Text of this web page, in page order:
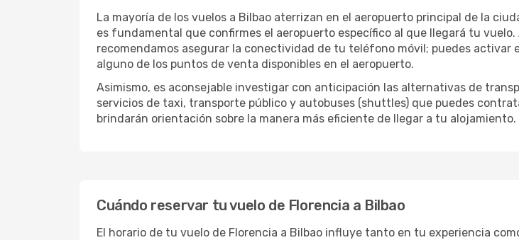
La mayoría de los vuelos a Bilbao aterrizan en el aeropuerto principal de la
es fundamental que confirmes el aeropuerto específico al que llegará tu
recomendamos asegurar la conectividad de tu teléfono móvil; puedes
alguno de los puntos de venta disponibles en el aeropuerto.
Asimismo, es aconsejable investigar con anticipación las alternativas de
servicios de taxi, transporte público y autobuses (shuttles) que puedes
brindarán orientación sobre la manera más eficiente de llegar a tu alojamiento.
Cuándo reservar tu vuelo de Florencia a Bilbao
El horario de tu vuelo de Florencia a Bilbao influye tanto en tu experiencia